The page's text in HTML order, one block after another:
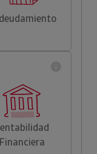
Financiera